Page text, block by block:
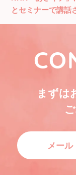
とセミナーで講話
まずは
メール